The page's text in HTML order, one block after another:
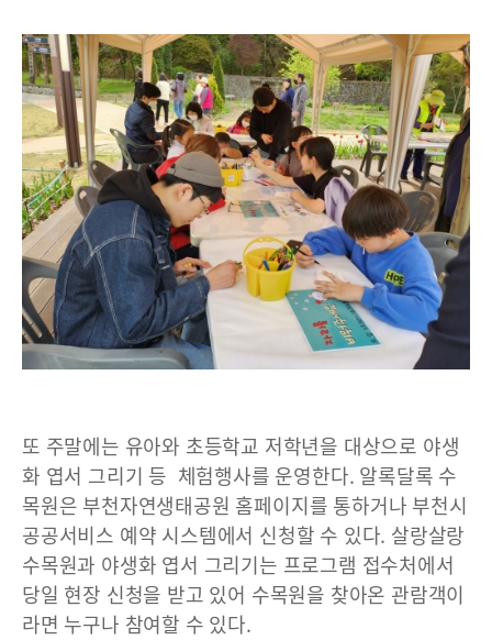
또 주말에는 유아와 초등학교 저학년을 대상으로 야생
화 엽서 그리기 등 체험행사를 운영한다. 알록달록 수
목원은 부천자연생태공원 홈페이지를 통하거나 부천시
공공서비스 예약 시스템에서 신청할 수 있다. 살랑살랑
수목원과 야생화 엽서 그리기는 프로그램 접수처에서
당일 현장 신청을 받고 있어 수목원을 찾아온 관람객이
라면 누구나 참여할 수 있다.